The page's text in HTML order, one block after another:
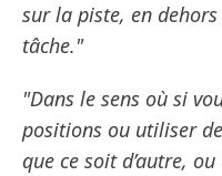
sur la piste, en
tâche."
"Dans le sens où si
positions ou utiliser
que ce soit d’autre,